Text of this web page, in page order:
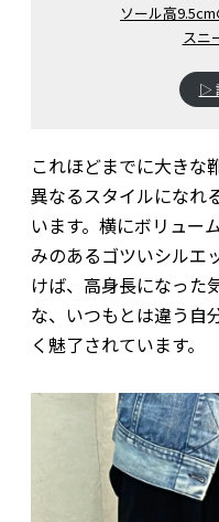
ソール高
スニ
▷
これほどまでに大きな
異なるスタイルになれ
います。横にボリュー
みのあるゴツいシルエ
けば、高身長になっ
な、いつもとは違う自
く魅了されています。